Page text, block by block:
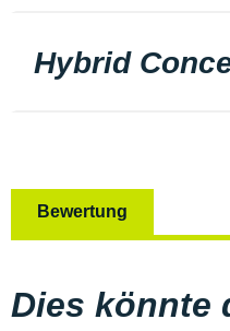
Hybrid
Bewertung
Dies könnte